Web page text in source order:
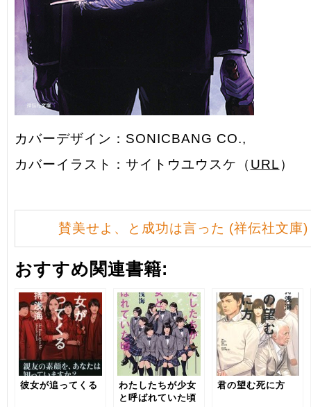
カバーデザイン：SONICBANG CO.,
カバーイラスト：サイトウユウスケ（ URL ）
賛美せよ、と成功は言った (祥伝社文庫)
おすすめ関連書籍:
彼女が追ってくる
わたしたちが少女
と呼ばれていた頃
君の望む死に方